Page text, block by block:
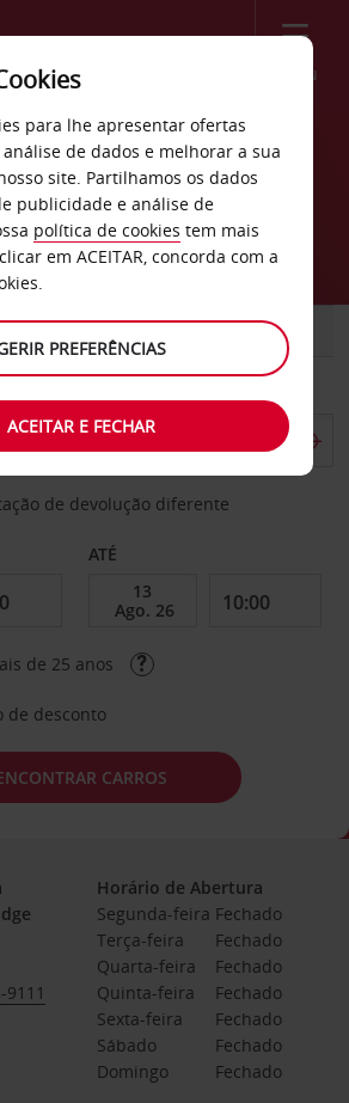
Menu
carros
COMERCIAIS
de devolução diferente
ATÉ
de 25 anos
de desconto
CARROS
Horário de Abertura
Segunda-feira Fechado
Terça-feira
Fechado
Quarta-feira
Fechado
Quinta-feira
Fechado
Sexta-feira
Fechado
Sábado
Fechado
Domingo
Fechado
para lhe apresentar ofertas
de dados e melhorar a sua
site. Partilhamos os dados
publicidade e análise de
política de cookies tem mais
em ACEITAR, concorda com a
PREFERÊNCIAS
ACEITAR E FECHAR